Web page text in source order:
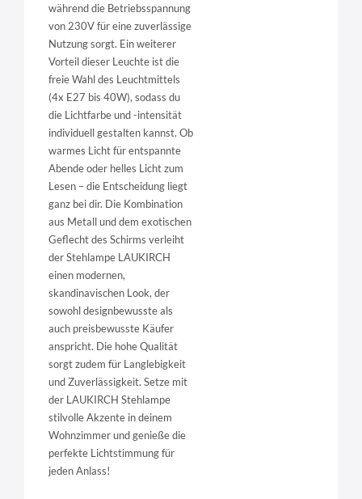
während die Betriebsspannung
von 230V für eine zuverlässige
Nutzung sorgt. Ein weiterer
Vorteil dieser Leuchte ist die
freie Wahl des Leuchtmittels
(4x E27 bis 40W), sodass du
die Lichtfarbe und -intensität
individuell gestalten kannst. Ob
warmes Licht für entspannte
Abende oder helles Licht zum
Lesen – die Entscheidung liegt
ganz bei dir. Die Kombination
aus Metall und dem exotischen
Geflecht des Schirms verleiht
der Stehlampe LAUKIRCH
einen modernen,
skandinavischen Look, der
sowohl designbewusste als
auch preisbewusste Käufer
anspricht. Die hohe Qualität
sorgt zudem für Langlebigkeit
und Zuverlässigkeit. Setze mit
der LAUKIRCH Stehlampe
stilvolle Akzente in deinem
Wohnzimmer und genieße die
perfekte Lichtstimmung für
jeden Anlass!